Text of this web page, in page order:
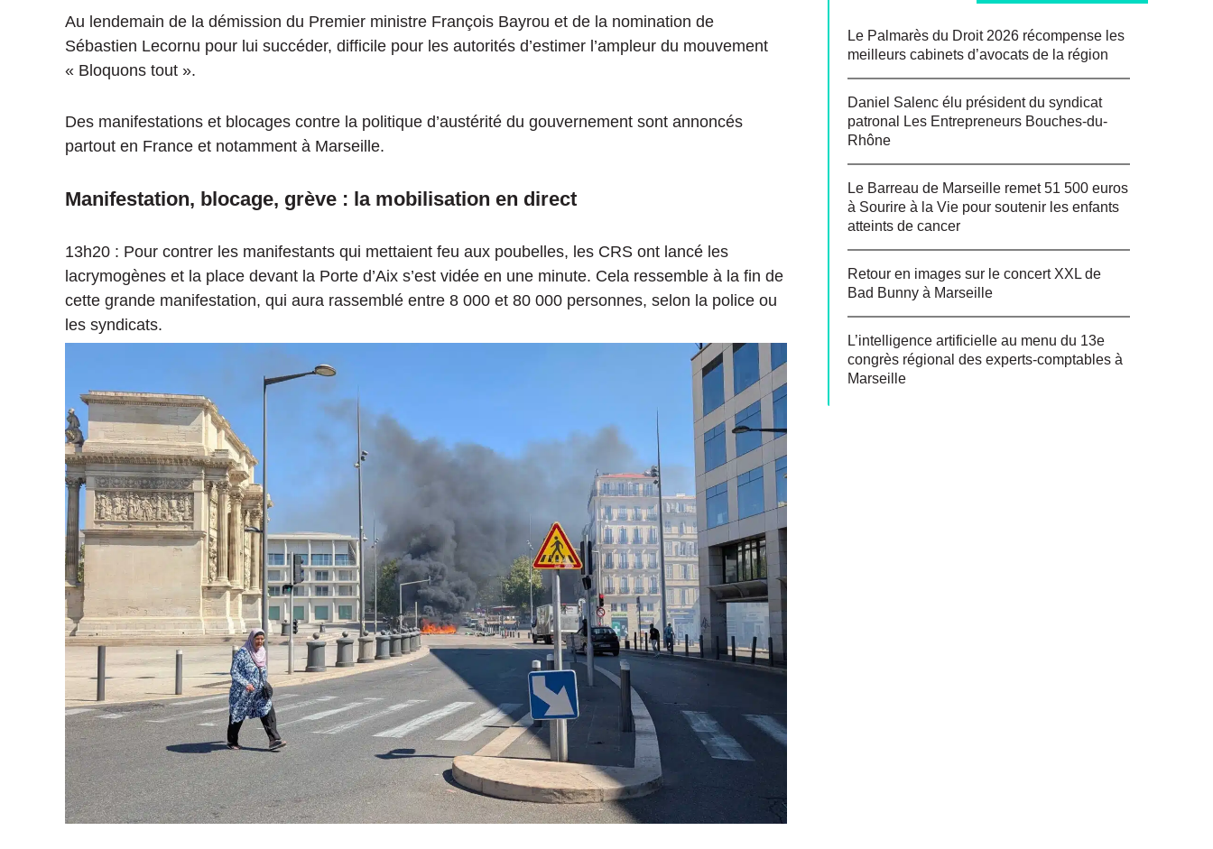
Au lendemain de la démission du Premier ministre François Bayrou et de la nomination de
Sébastien Lecornu pour lui succéder, difficile pour les autorités d’estimer l’ampleur du mouvement
« Bloquons tout ».
Des manifestations et blocages contre la politique d’austérité du gouvernement sont annoncés
partout en France et notamment à Marseille.
Manifestation, blocage, grève : la mobilisation en direct
13h20 : Pour contrer les manifestants qui mettaient feu aux poubelles, les CRS ont lancé les
lacrymogènes et la place devant la Porte d’Aix s’est vidée en une minute. Cela ressemble à la fin de
cette grande manifestation, qui aura rassemblé entre 8 000 et 80 000 personnes, selon la police ou
les syndicats.
Le Palmarès du Droit 2026 récompense les
meilleurs cabinets d’avocats de la région
Daniel Salenc élu président du syndicat
patronal Les Entrepreneurs Bouches-du-
Rhône
Le Barreau de Marseille remet 51 500 euros
à Sourire à la Vie pour soutenir les enfants
atteints de cancer
Retour en images sur le concert XXL de
Bad Bunny à Marseille
L’intelligence artificielle au menu du 13e
congrès régional des experts-comptables à
Marseille